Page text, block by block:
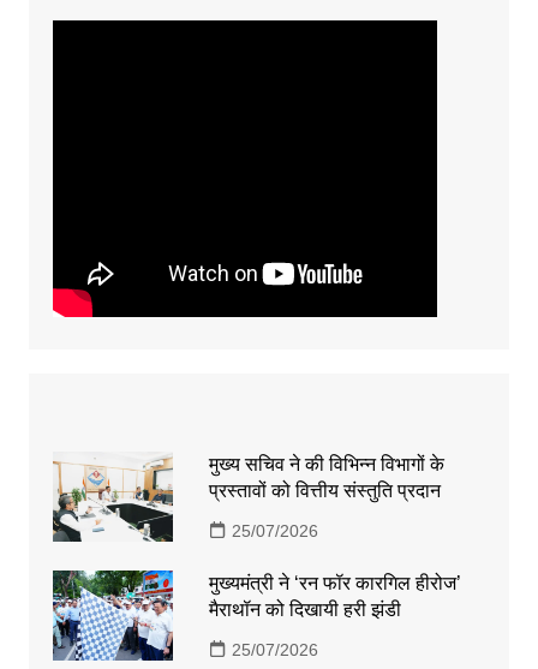
मुख्य सचिव ने की विभिन्न विभागों के
प्रस्तावों को वित्तीय संस्तुति प्रदान
25/07/2026
मुख्यमंत्री ने ‘रन फॉर कारगिल हीरोज’
मैराथॉन को दिखायी हरी झंडी
25/07/2026